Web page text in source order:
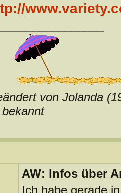
von Jolanda
AW: Infos über
Ich habe gerade